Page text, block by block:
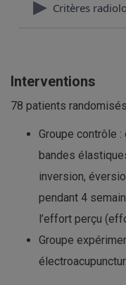
Critères
Interventions
78 patients
Groupe contrôle
bandes
inversion,
pendant 4
l’effort perçu
Groupe